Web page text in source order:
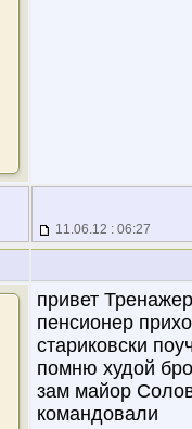
11.06.12 : 06:27
привет
пенсионер
стариковски
помню худой
зам майор
командовали